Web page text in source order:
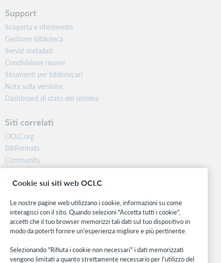
Support
Scoperta e riferimento
Gestione biblioteca
Servizi metadati
Condivisione risorse
Strumenti per bibliotecari
Nota sulla versione
Dashboard di stato del sistema
Siti correlati
OCLC.org
BibFormats
Community
Ricerca
WebJunction
Stay in the know.
Ricevi gli ultimi aggiornamenti di prodotti, ricerche, eventi e molto
altro direttamente nella tua casella di posta.
Cookie sui siti web OCLC
Le nostre pagine web utilizzano i cookie, informazioni su come
interagisci con il sito. Quando selezioni "Accetta tutti i cookie",
accetti che il tuo browser memorizzi tali dati sul tuo dispositivo in
modo da poterti fornire un'esperienza migliore e più pertinente.
Selezionando "Rifiuta i cookie non necessari" i dati memorizzati
vengono limitati a quanto strettamente necessario per l'utilizzo del